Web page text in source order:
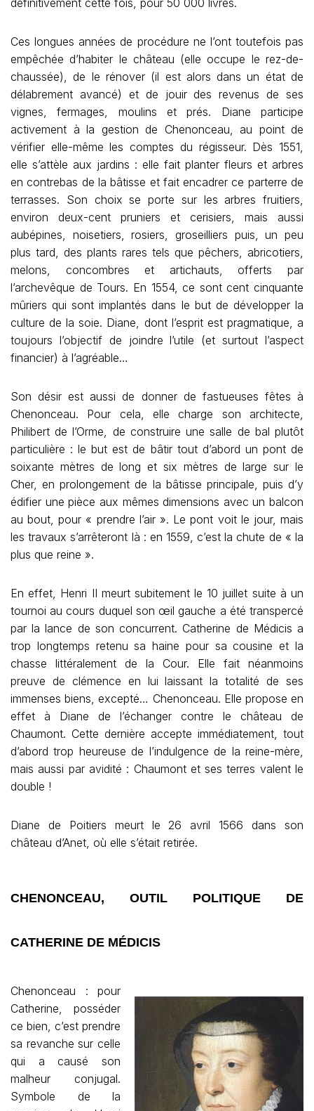
définitivement cette fois, pour 50 000 livres.
Ces longues années de procédure ne l’ont toutefois pas
empêchée d’habiter le château (elle occupe le rez-de-
chaussée), de le rénover (il est alors dans un état de
délabrement avancé) et de jouir des revenus de ses
vignes, fermages, moulins et prés. Diane participe
activement à la gestion de Chenonceau, au point de
vérifier elle-même les comptes du régisseur. Dès 1551,
elle s’attèle aux jardins : elle fait planter fleurs et arbres
en contrebas de la bâtisse et fait encadrer ce parterre de
terrasses. Son choix se porte sur les arbres fruitiers,
environ deux-cent pruniers et cerisiers, mais aussi
aubépines, noisetiers, rosiers, groseilliers puis, un peu
plus tard, des plants rares tels que pêchers, abricotiers,
melons, concombres et artichauts, offerts par
l’archevêque de Tours. En 1554, ce sont cent cinquante
mûriers qui sont implantés dans le but de développer la
culture de la soie. Diane, dont l’esprit est pragmatique, a
toujours l’objectif de joindre l’utile (et surtout l’aspect
financier) à l’agréable…
Son désir est aussi de donner de fastueuses fêtes à
Chenonceau. Pour cela, elle charge son architecte,
Philibert de l’Orme, de construire une salle de bal plutôt
particulière : le but est de bâtir tout d’abord un pont de
soixante mètres de long et six mètres de large sur le
Cher, en prolongement de la bâtisse principale, puis d’y
édifier une pièce aux mêmes dimensions avec un balcon
au bout, pour « prendre l’air ». Le pont voit le jour, mais
les travaux s’arrêteront là : en 1559, c’est la chute de « la
plus que reine ».
En effet, Henri II meurt subitement le 10 juillet suite à un
tournoi au cours duquel son œil gauche a été transpercé
par la lance de son concurrent. Catherine de Médicis a
trop longtemps retenu sa haine pour sa cousine et la
chasse littéralement de la Cour. Elle fait néanmoins
preuve de clémence en lui laissant la totalité de ses
immenses biens, excepté… Chenonceau. Elle propose en
effet à Diane de l’échanger contre le château de
Chaumont. Cette dernière accepte immédiatement, tout
d’abord trop heureuse de l’indulgence de la reine-mère,
mais aussi par avidité : Chaumont et ses terres valent le
double !
Diane de Poitiers meurt le 26 avril 1566 dans son
château d’Anet, où elle s’était retirée.
CHENONCEAU, OUTIL POLITIQUE DE
CATHERINE DE MÉDICIS
Chenonceau : pour
Catherine, posséder
ce bien, c’est prendre
sa revanche sur celle
qui a causé son
malheur conjugal.
Symbole de la